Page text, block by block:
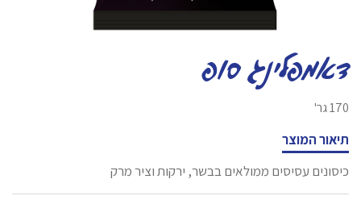
דאמפלינג סופ
170 גר'
תיאור המוצר
כיסונים עסיסים ממולאים בבשר, ירקות וציר מרק